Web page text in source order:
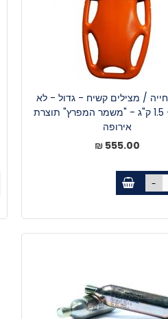
/ מצילים קשיח - גדול - לא
מוקצף - 1.5 ק"ג - "משמר המפרץ" תוצרת
אירופה
555.00 ₪
-